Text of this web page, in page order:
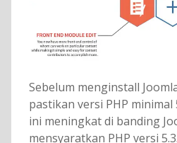
Sebelum menginstall
pastikan versi PHP minimal
ini meningkat di banding
mensyaratkan PHP versi